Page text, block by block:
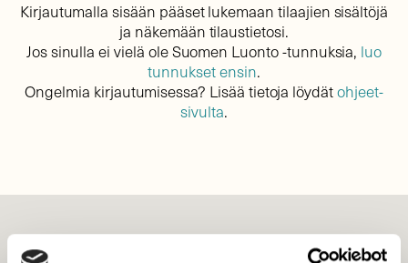
Kirjautumalla sisään pääset lukemaan tilaajien sisältöjä
ja näkemään tilaustietosi.
Jos sinulla ei vielä ole Suomen Luonto -tunnuksia, luo
tunnukset ensin.
Ongelmia kirjautumisessa? Lisää tietoja löydätohjeet-
sivulta.